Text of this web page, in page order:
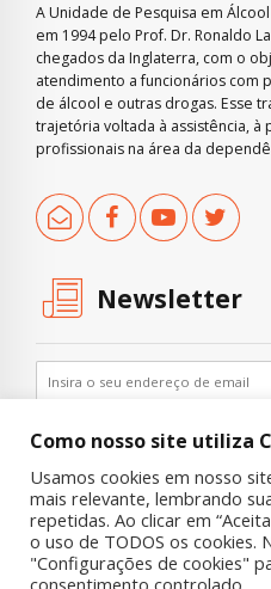
A Unidade de Pesquisa em
em 1994 pelo Prof. Dr. Ronaldo
chegados da Inglaterra, com o
atendimento a funcionários com
de álcool e outras drogas. Esse
trajetória voltada à assistência, à
profissionais na área da
Newsletter
Copyright © 2019 UNIAD –
Como nosso site utiliza
Usamos cookies em nosso
mais relevante, lembrando
repetidas. Ao clicar em
o uso de TODOS os
"Configurações de cookies"
consentimento controlado.